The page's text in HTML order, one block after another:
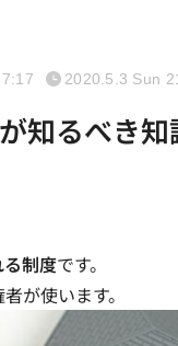
知るべき知
2020.5.3 Sun
制度です。
者が使います。